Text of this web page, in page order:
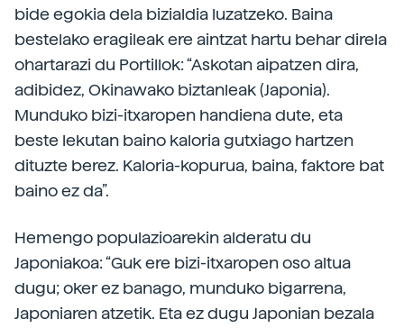
bide egokia dela bizialdia luzatzeko. Baina
bestelako eragileak ere aintzat hartu behar direla
ohartarazi du Portillok: “Askotan aipatzen dira,
adibidez, Okinawako biztanleak (Japonia).
Munduko bizi-itxaropen handiena dute, eta
beste lekutan baino kaloria gutxiago hartzen
dituzte berez. Kaloria-kopurua, baina, faktore bat
baino ez da”.
Hemengo populazioarekin alderatu du
Japoniakoa: “Guk ere bizi-itxaropen oso altua
dugu; oker ez banago, munduko bigarrena,
Japoniaren atzetik. Eta ez dugu Japonian bezala